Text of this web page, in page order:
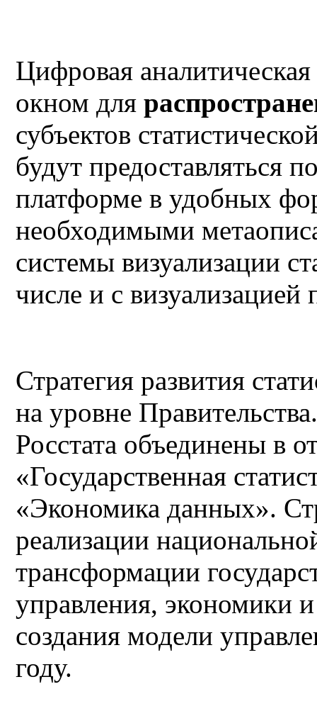
Цифровая
окном для
субъектов
будут предоставляться
платформе в удобных
необходимыми
системы визуализации
числе и с
Стратегия развития
на уровне
Росстата объединены в
«Государственная
«Экономика данных».
реализации
трансформации
управления, экономики
создания модели
году.